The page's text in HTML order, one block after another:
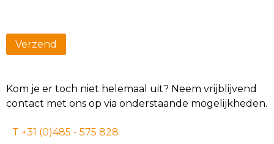
Kom je er toch niet helemaal uit? Neem vrijblijvend
contact met ons op via onderstaande mogelijkheden.
T +31 (0)485 - 575 828